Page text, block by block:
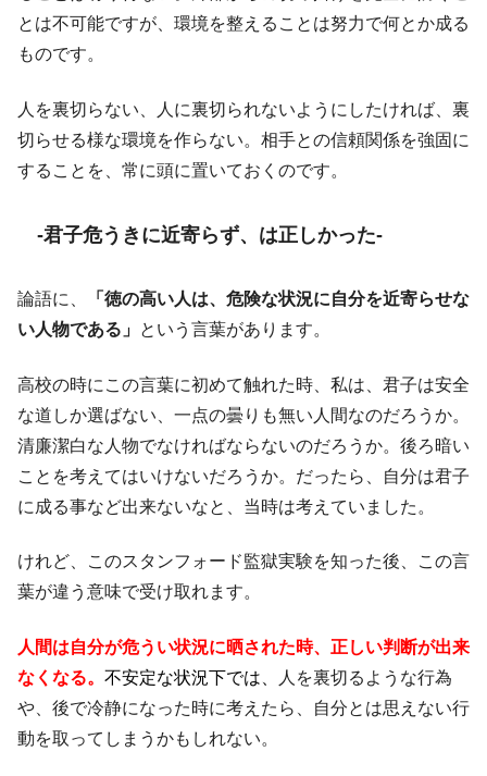
とは不可能ですが、環境を整えることは努力で何とか成る
ものです。
人を裏切らない、人に裏切られないようにしたければ、裏
切らせる様な環境を作らない。相手との信頼関係を強固に
することを、常に頭に置いておくのです。
-君子危うきに近寄らず、は正しかった-
論語に、
「徳の高い人は、危険な状況に自分を近寄らせな
い人物である」 という言葉があります。
高校の時にこの言葉に初めて触れた時、私は、君子は安全
な道しか選ばない、一点の曇りも無い人間なのだろうか。
清廉潔白な人物でなければならないのだろうか。後ろ暗い
ことを考えてはいけないだろうか。だったら、自分は君子
に成る事など出来ないなと、当時は考えていました。
けれど、このスタンフォード監獄実験を知った後、この言
葉が違う意味で受け取れます。
人間は自分が危うい状況に晒された時、正しい判断が出来
なくなる。 不安定な状況下では、
人を裏切るような行為
や、後で冷静になった時に考えたら、自分とは思えない行
動を取ってしまうかもしれない。